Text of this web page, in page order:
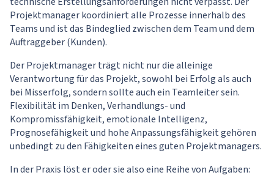
Projektmanager koordiniert alle Prozesse innerhalb des
Teams und ist das Bindeglied zwischen dem Team und dem
Auftraggeber (Kunden).
Der Projektmanager trägt nicht nur die alleinige
Verantwortung für das Projekt, sowohl bei Erfolg als auch
bei Misserfolg, sondern sollte auch ein Teamleiter sein.
Flexibilität im Denken, Verhandlungs- und
Kompromissfähigkeit, emotionale Intelligenz,
Prognosefähigkeit und hohe Anpassungsfähigkeit gehören
unbedingt zu den Fähigkeiten eines guten Projektmanagers.
In der Praxis löst er oder sie also eine Reihe von Aufgaben: